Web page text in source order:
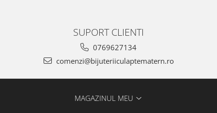
SUPORT CLIENTI
0769627134
comenzi@bijuteriiculaptematern.ro
MAGAZINUL MEU